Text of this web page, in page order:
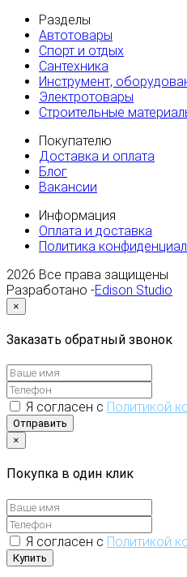
Разделы
Автотовары
Спорт и отдых
Сантехника
Инструмент,
Электротовары
Строительные
Покупателю
Доставка и оплата
Блог
Вакансии
Информация
Оплата и доставка
Политика
2026 Все права защищены
Разработано -Edison Studio
×
Заказать обратный звонок
Я согласен с Политикой
Отправить
×
Покупка в один клик
Я согласен с Политикой
Купить